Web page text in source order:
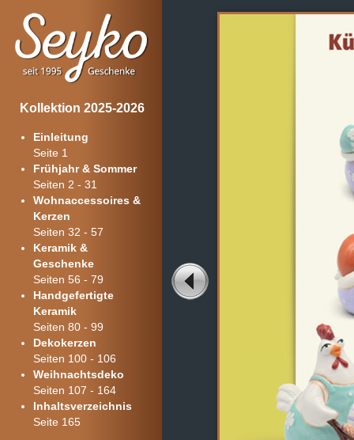
Kollektion 2025-2026
Einleitung
Seite 1
Frühjahr & Sommer
Seiten 2 - 31
Wohnaccessoires &
Kerzen
Seiten 32 - 57
Keramik &
Geschenke
Seiten 56 - 79
Handgefertigte
Keramik
Seiten 80 - 99
Dekokerzen
Seiten 100 - 106
Weihnachtsdeko
Seiten 107 - 164
Inhaltsverzeichnis
Seite 165